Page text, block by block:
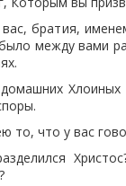
братия,
между вами
Хлоиных
то, что у вас